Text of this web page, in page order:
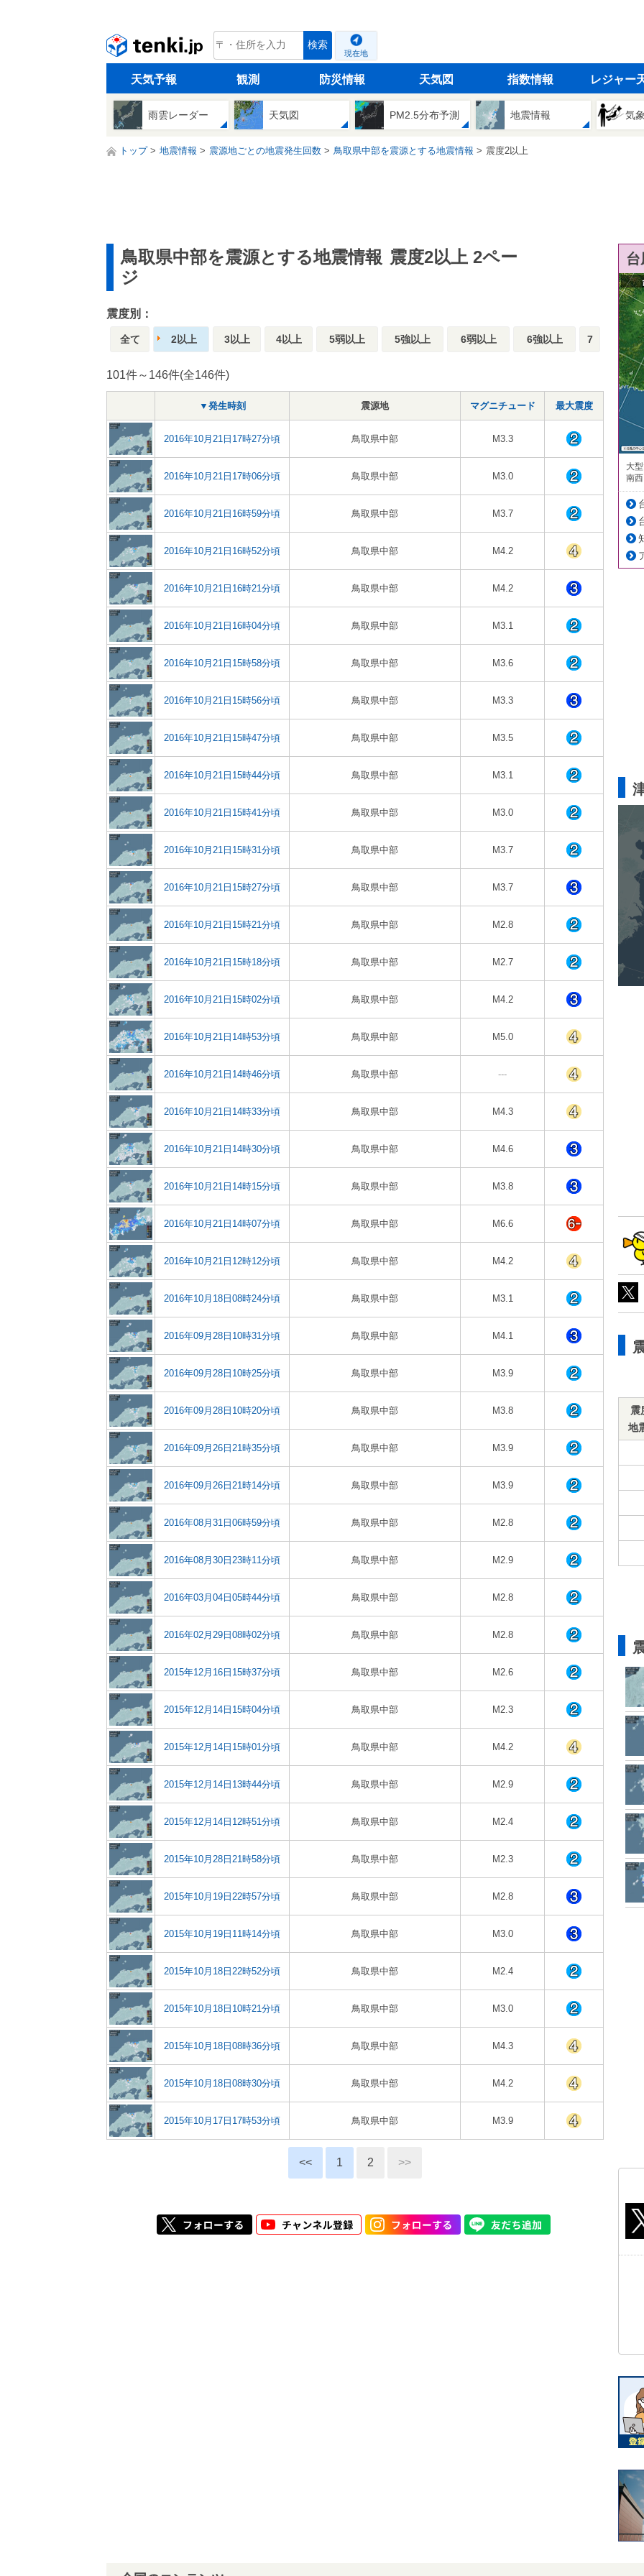
tenki.jp 検索
現在地
天気予報 観測 防災情報 天気図 指数情報 レジャー
雨雲レーダー 天気図 PM2.5分布予測 地震情報 気
トップ 地震情報 震源地ごとの地震発生回数 鳥取県中部を震源とする地震情報 震度2以上
鳥取県中部を震源とする地震情報 震度2以上 2ペー
ジ
震度別：
全て 2以上 3以上 4以上 5弱以上 5強以上 6弱以上 6強以上 7
101件～146件(全146件)
▼発生時刻 震源地 マグニチュード 最大震度
2016年10月21日17時27分頃 鳥取県中部 M3.3
2016年10月21日17時06分頃 鳥取県中部 M3.0
2016年10月21日16時59分頃 鳥取県中部 M3.7
2016年10月21日16時52分頃 鳥取県中部 M4.2
2016年10月21日16時21分頃 鳥取県中部 M4.2
2016年10月21日16時04分頃 鳥取県中部 M3.1
2016年10月21日15時58分頃 鳥取県中部 M3.6
2016年10月21日15時56分頃 鳥取県中部 M3.3
2016年10月21日15時47分頃 鳥取県中部 M3.5
2016年10月21日15時44分頃 鳥取県中部 M3.1
2016年10月21日15時41分頃 鳥取県中部 M3.0
2016年10月21日15時31分頃 鳥取県中部 M3.7
2016年10月21日15時27分頃 鳥取県中部 M3.7
2016年10月21日15時21分頃 鳥取県中部 M2.8
2016年10月21日15時18分頃 鳥取県中部 M2.7
2016年10月21日15時02分頃 鳥取県中部 M4.2
2016年10月21日14時53分頃 鳥取県中部 M5.0
2016年10月21日14時46分頃 鳥取県中部 ---
2016年10月21日14時33分頃 鳥取県中部 M4.3
2016年10月21日14時30分頃 鳥取県中部 M4.6
2016年10月21日14時15分頃 鳥取県中部 M3.8
2016年10月21日14時07分頃 鳥取県中部 M6.6
2016年10月21日12時12分頃 鳥取県中部 M4.2
2016年10月18日08時24分頃 鳥取県中部 M3.1
2016年09月28日10時31分頃 鳥取県中部 M4.1
2016年09月28日10時25分頃 鳥取県中部 M3.9
2016年09月28日10時20分頃 鳥取県中部 M3.8
2016年09月26日21時35分頃 鳥取県中部 M3.9
2016年09月26日21時14分頃 鳥取県中部 M3.9
2016年08月31日06時59分頃 鳥取県中部 M2.8
2016年08月30日23時11分頃 鳥取県中部 M2.9
2016年03月04日05時44分頃 鳥取県中部 M2.8
2016年02月29日08時02分頃 鳥取県中部 M2.8
2015年12月16日15時37分頃 鳥取県中部 M2.6
2015年12月14日15時04分頃 鳥取県中部 M2.3
2015年12月14日15時01分頃 鳥取県中部 M4.2
2015年12月14日13時44分頃 鳥取県中部 M2.9
2015年12月14日12時51分頃 鳥取県中部 M2.4
2015年10月28日21時58分頃 鳥取県中部 M2.3
2015年10月19日22時57分頃 鳥取県中部 M2.8
2015年10月19日11時14分頃 鳥取県中部 M3.0
2015年10月18日22時52分頃 鳥取県中部 M2.4
2015年10月18日10時21分頃 鳥取県中部 M3.0
2015年10月18日08時36分頃 鳥取県中部 M4.3
2015年10月18日08時30分頃 鳥取県中部 M4.2
2015年10月17日17時53分頃 鳥取県中部 M3.9
<< 1 2 >>
大
南
震
地